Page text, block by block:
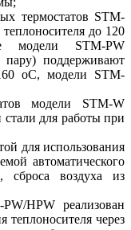
термостатов STM-
до 120
модели STM-PW
пару) поддерживают
оС, модели STM-
модели STM-W
для работы при
для использования
автоматического
сброса воздуха из
HPW реализован
теплоносителя через